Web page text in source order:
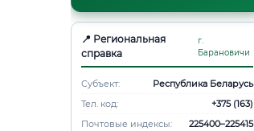
📍 Региональная
справка
г.
Барановичи
Субъект:
Республика Беларусь
Тел. код:
+375 (163)
Почтовые индексы:
225400–225415